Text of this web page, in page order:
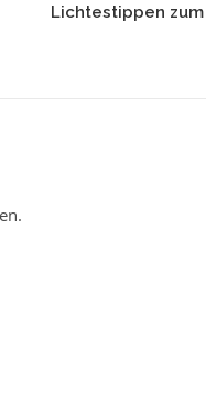
Lichtestippen zum